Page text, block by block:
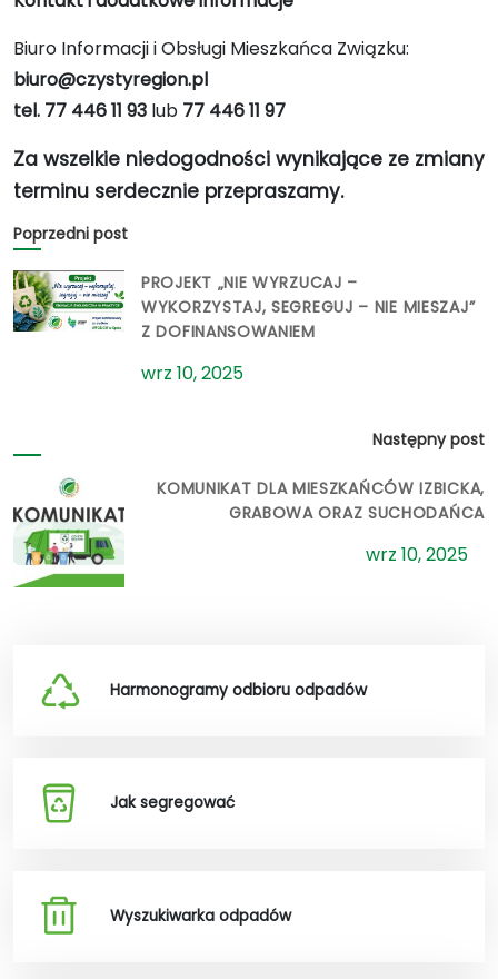
Biuro Informacji i Obsługi Mieszkańca Związku:
biuro@czystyregion.pl
tel. 77 446 11 93 lub 77 446 11 97
Za wszelkie niedogodności wynikające ze zmiany
terminu serdecznie przepraszamy.
Poprzedni post
PROJEKT „NIE WYRZUCAJ –
WYKORZYSTAJ, SEGREGUJ – NIE MIESZAJ”
Z DOFINANSOWANIEM
wrz 10, 2025
Następny post
KOMUNIKAT DLA MIESZKAŃCÓW IZBICKA,
GRABOWA ORAZ SUCHODAŃCA
wrz 10, 2025
Harmonogramy odbioru odpadów
Jak segregować
Wyszukiwarka odpadów